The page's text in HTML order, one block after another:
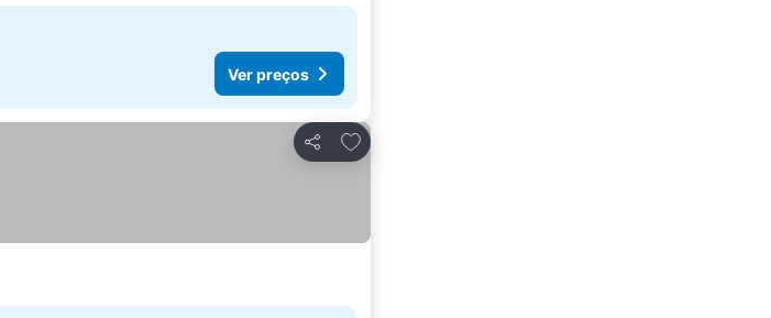
Ver preços
Partilhar
Adicionar aos favoritos